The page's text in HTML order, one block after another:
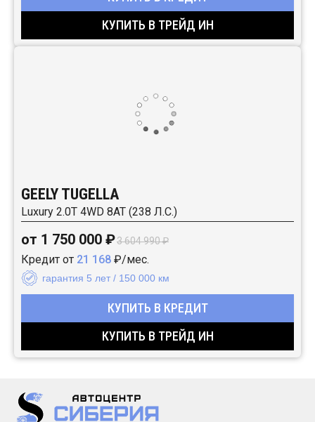
КУПИТЬ В ТРЕЙД ИН
GEELY TUGELLA
Luxury 2.0T 4WD 8AT (238 Л.С.)
от 1 750 000 ₽3 604 990 ₽
Кредит от 21 168 ₽/мес.
гарантия 5 лет / 150 000 км
КУПИТЬ В КРЕДИТ
КУПИТЬ В ТРЕЙД ИН